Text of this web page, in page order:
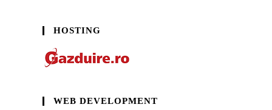
HOSTING
WEB DEVELOPMENT